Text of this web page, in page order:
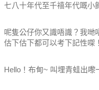
七八十年代至千禧年代嘅小
呢隻公仔你又識唔識？我哋
估下估下都可以考下記性㗎！
Hello！布甸~ 叫埋青蛙出嚟